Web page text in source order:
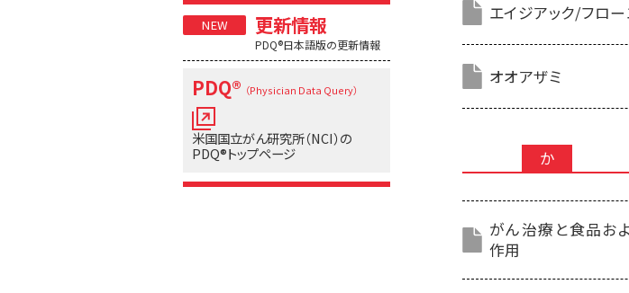
更新情報
PDQ®日本語版の更新情報
PDQ® （Physician Data Query）
米国国立がん研究所（NCI）の
PDQ®トップページ
エイジアック/フロー
オオアザミ
か
がん治療と食品お
作用